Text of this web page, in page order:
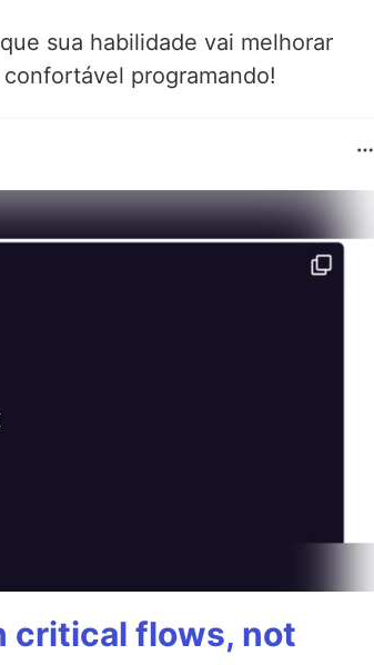
sua habilidade vai melhorar
programando!
critical flows, not